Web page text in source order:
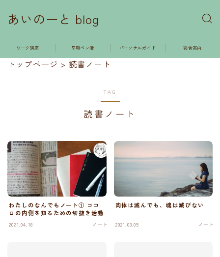
あいのーと blog
ワーク講座 早朝ペン活 パーソナルガイド 総合案内
トップページ > 読書ノート
TAG
読書ノート
わたしのなんでもノート① ココ
ロの内側を知るための切抜き活動
2021.04.18 ノート
肉体は滅んでも、魂は滅びない
2021.03.05 ノート